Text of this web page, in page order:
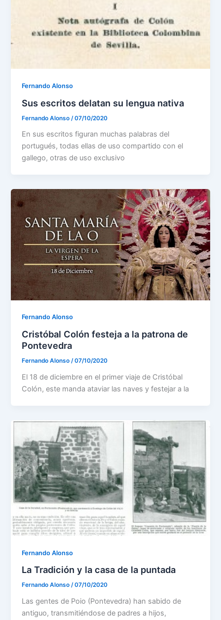
Fernando Alonso
Sus escritos delatan su lengua nativa
Fernando Alonso /07/10/2020
En sus escritos figuran muchas palabras del
portugués, todas ellas de uso compartido con el
gallego, otras de uso exclusivo
Fernando Alonso
Cristóbal Colón festeja a la patrona de
Pontevedra
Fernando Alonso/07/10/2020
El 18 de diciembre en el primer viaje de Cristóbal
Colón, este manda ataviar las naves y festejar a la
Fernando Alonso
La Tradición y la casa de la puntada
Fernando Alonso/07/10/2020
Las gentes de Poio (Pontevedra) han sabido de
antiguo, transmitiéndose de padres a hijos,